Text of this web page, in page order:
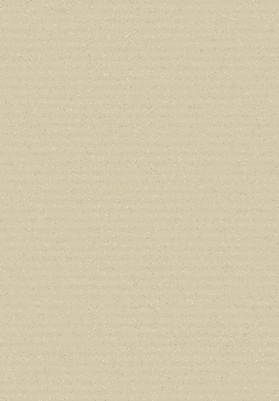
of dynamic
www/cms/
of dynamic
www/cms/
of dynamic
users/confidit/